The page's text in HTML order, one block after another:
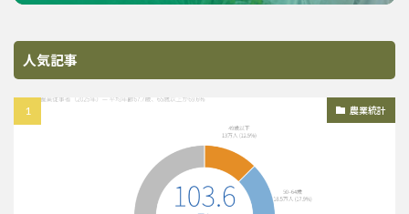
人気記事
農業統計